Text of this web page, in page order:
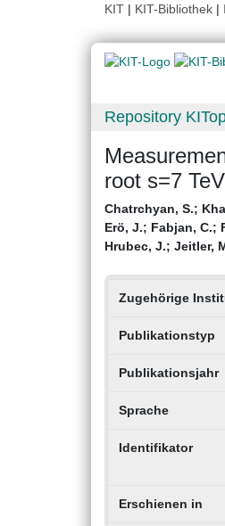
KIT | KIT-Bibliothek |
Repository
root s=7 TeV
Chatrchyan, S.;
Erö, J.; Fabjan, C.;
Hrubec, J.; Jeitler,
Zugehörige
Publikationstyp
Publikationsjahr
Sprache
Identifikator
Erschienen in